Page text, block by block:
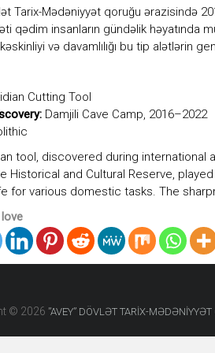
Tarix-Mədəniyyət qoruğu ərazisində
qədim insanların gündəlik həyatında
və davamlılığı bu tip alətlərin
Cutting Tool
Damjili Cave Camp, 2016–2022
tool, discovered during international
Historical and Cultural Reserve,
for various domestic tasks. The
© 2026 ”AVEY” DÖVLƏT TARİX-MƏDƏNİYYƏT